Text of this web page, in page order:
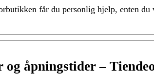
får du personlig hjelp, enten
åpningstider –